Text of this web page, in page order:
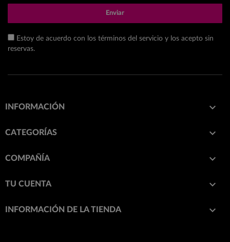
Enviar
Estoy de acuerdo con los términos del servicio y los acepto sin
reservas.
INFORMACIÓN 
CATEGORÍAS 
COMPAÑÍA 
TU CUENTA 
INFORMACIÓN DE LA TIENDA keyboard_arrow_down